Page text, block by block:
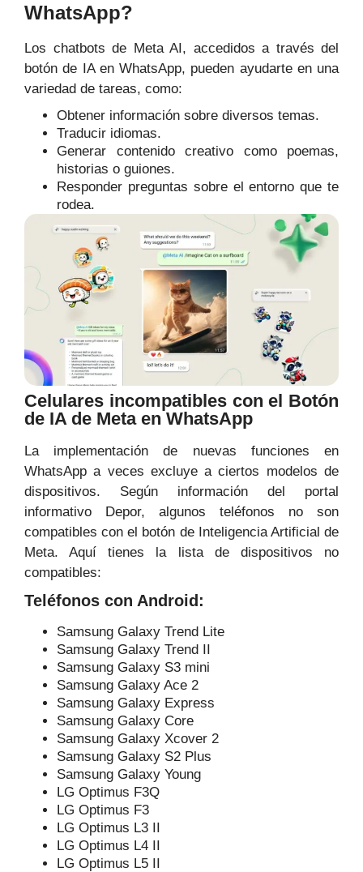
WhatsApp?
Los chatbots de Meta AI, accedidos a través del
botón de IA en WhatsApp, pueden ayudarte en una
variedad de tareas, como:
Obtener información sobre diversos temas.
Traducir idiomas.
Generar contenido creativo como poemas,
historias o guiones.
Responder preguntas sobre el entorno que te
rodea.
Celulares incompatibles con el Botón
de IA de Meta en WhatsApp
La implementación de nuevas funciones en
WhatsApp a veces excluye a ciertos modelos de
dispositivos. Según información del portal
informativo Depor, algunos teléfonos no son
compatibles con el botón de Inteligencia Artificial de
Meta. Aquí tienes la lista de dispositivos no
compatibles:
Teléfonos con Android:
Samsung Galaxy Trend Lite
Samsung Galaxy Trend II
Samsung Galaxy S3 mini
Samsung Galaxy Ace 2
Samsung Galaxy Express
Samsung Galaxy Core
Samsung Galaxy Xcover 2
Samsung Galaxy S2 Plus
Samsung Galaxy Young
LG Optimus F3Q
LG Optimus F3
LG Optimus L3 II
LG Optimus L4 II
LG Optimus L5 II